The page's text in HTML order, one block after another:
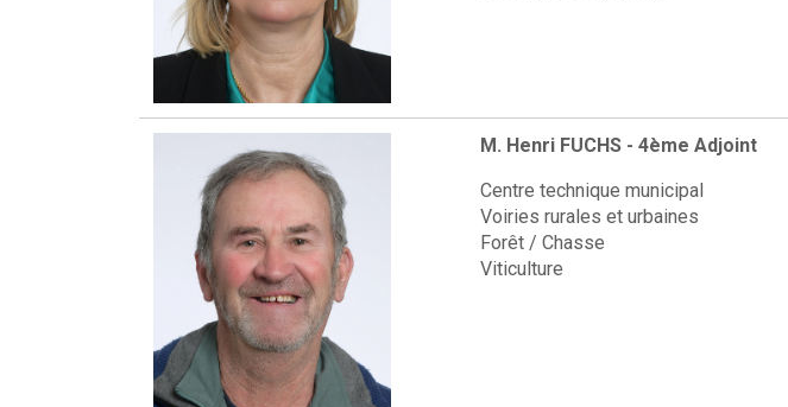
M. Henri FUCHS - 4ème Adjoint
Centre technique municipal
Voiries rurales et urbaines
Forêt / Chasse
Viticulture